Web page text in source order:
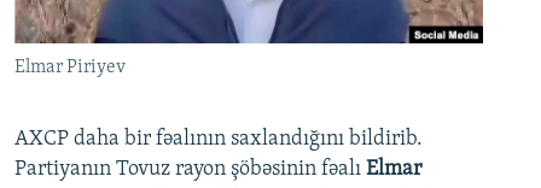
Elmar Piriyev
AXCP daha bir fəalının saxlandığını bildirib.
Partiyanın Tovuz rayon şöbəsinin fəalı Elmar